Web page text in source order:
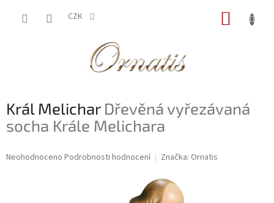
CZK
Král Melichar Dřevěná vyřezávaná
socha Krále Melichara
Průměrné
Neohodnoceno Podrobnosti hodnocení Značka: Ornatis